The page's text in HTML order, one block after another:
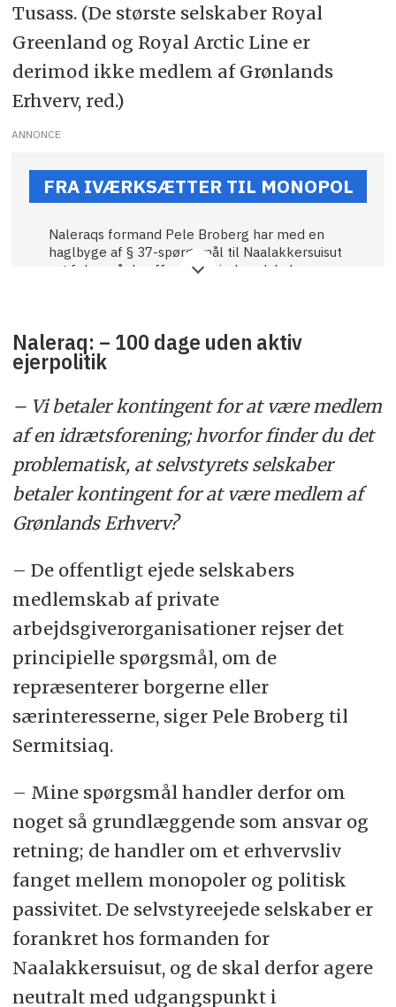
Tusass. (De største selskaber Royal
Greenland og Royal Arctic Line er
derimod ikke medlem af Grønlands
Erhverv, red.)
ANNONCE
FRA IVÆRKSÆTTER TIL MONOPOL
Naleraqs formand Pele Broberg har med en
haglbyge af § 37-spørgsmål til Naalakkersuisut
sat fokus på de offentligt ejede selskabers
– 10 procent af vores kontingenter stammer
fra de selvstyreejede virksomheder; 90
procent stammer fra private virksomheder,
Keldsen til Sermitsiaq.
– Vi er ikke blot en interesseorganisation for de
store monopoler, men også de små
virksomheder. Det gør os til en
arbejdsgiverforening, der dækker så bredt, at vi
kan fokusere på de problemstillinger, som er
vigtige for samfundet.
De 320 medlemmerne betaler kontingent
efter den samlede lønsum, som virksomheden
udbetaler til sine medarbejdere. En lønsum
under to millioner kroner betyder et årligt
grundkontingent på 6.000 kroner. En lønsum
over to millioner kroner udregnes med ½
procent af den udbetalte løn.
­– På forårets delegeretmøde blev grænsen for
grundkontingent hævet fra en til to millioner
kroner, så endnu flere iværksættere og små
Erhverv, fortæller Christian Keldsen.
kurt@sermitsiaq.gl
Naleraq: – 100 dage uden aktiv
ejerpolitik
– Vi betaler kontingent for at være medlem
af en idrætsforening; hvorfor finder du det
problematisk, at selvstyrets selskaber
betaler kontingent for at være medlem af
Grønlands Erhverv?
– De offentligt ejede selskabers
medlemskab af private
arbejdsgiverorganisationer rejser det
principielle spørgsmål, om de
repræsenterer borgerne eller
særinteresserne, siger Pele Broberg til
Sermitsiaq.
– Mine spørgsmål handler derfor om
noget så grundlæggende som ansvar og
retning; de handler om et erhvervsliv
fanget mellem monopoler og politisk
passivitet. De selvstyreejede selskaber er
forankret hos formanden for
Naalakkersuisut, og de skal derfor agere
neutralt med udgangspunkt i